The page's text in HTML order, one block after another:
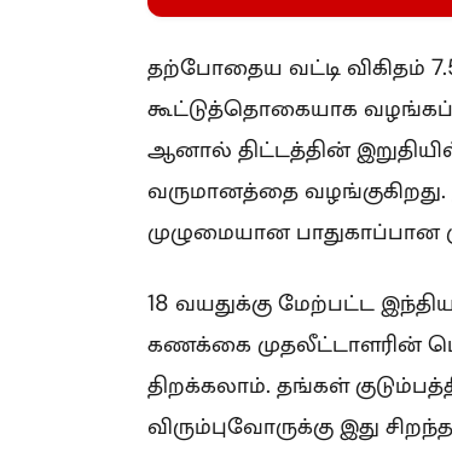
தற்போதைய வட்டி விகிதம்
கூட்டுத்தொகையாக
ஆனால் திட்டத்தின்
வருமானத்தை
முழுமையான பாதுகாப்பான
18 வயதுக்கு மேற்பட்ட
கணக்கை முதலீட்டாளரின்
திறக்கலாம். தங்கள்
விரும்புவோருக்கு இது